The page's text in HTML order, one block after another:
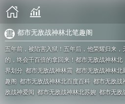
都市无敌战神林北笔趣阁
五年前，被陷害入狱！五年后，他荣耀归来
的，终会千百倍的拿回来！ 都市无敌战神林北
界划分 都市无敌战神林震 都市无敌战神林北
趣阁 都市无敌战神林北百度百科 都市无敌战
敌战神爱阅 都市无敌战神林北苏婉 都市无敌